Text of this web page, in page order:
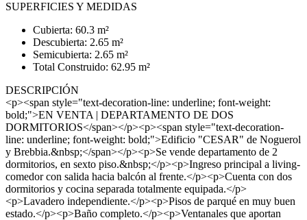
SUPERFICIES Y MEDIDAS
Cubierta: 60.3 m²
Descubierta: 2.65 m²
Semicubierta: 2.65 m²
Total Construido: 62.95 m²
DESCRIPCIÓN
<p><span style="text-decoration-line: underline; font-weight:
bold;">EN VENTA | DEPARTAMENTO DE DOS
DORMITORIOS</span></p><p><span style="text-decoration-
line: underline; font-weight: bold;">Edificio "CESAR" de Noguerol
y Brebbia.&nbsp;</span></p><p>Se vende departamento de 2
dormitorios, en sexto piso.&nbsp;</p><p>Ingreso principal a living-
comedor con salida hacia balcón al frente.</p><p>Cuenta con dos
dormitorios y cocina separada totalmente equipada.</p>
<p>Lavadero independiente.</p><p>Pisos de parqué en muy buen
estado.</p><p>Baño completo.</p><p>Ventanales que aportan